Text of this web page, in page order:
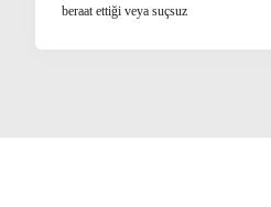
beraat ettiği veya suçsuz